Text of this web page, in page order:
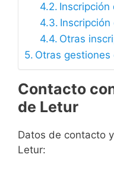
Otras
Otras gestiones
Contacto
de Letur
Datos de contacto
Letur: